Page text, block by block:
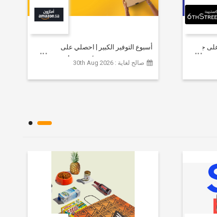
يصل إلى 80% على جميع
أسبوع التوفير الكبير | احصلي على
مستلزمات التجميل الأساسية بأسعار تبدأ
صالح لغاية : 30th Aug 2026